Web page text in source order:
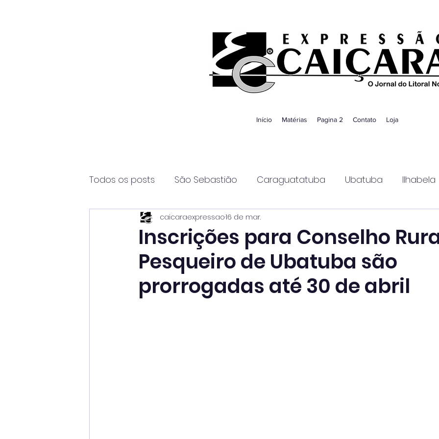
Início Matérias Pagina 2 Contato Loja
Todos os posts São Sebastião Caraguatatuba Ubatuba Ilhabela
Página2 Itanhaém Guaratinguetá
Inscrições para Conselho
Pesqueiro de Ubatuba são
prorrogadas até 30 de abril
caicaraexpressao16 de mar.